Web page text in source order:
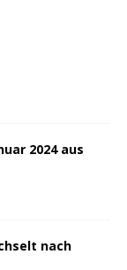
2024 aus
nach